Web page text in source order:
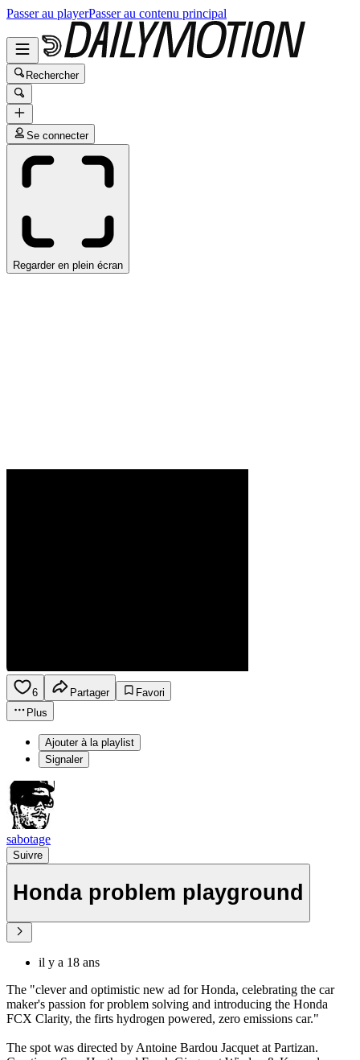
Passer au playerPasser au contenu principal
Rechercher
Se connecter
Regarder en plein écran
6 Partager
Favori
Plus
Ajouter à la playlist
Signaler
sabotage
Suivre
Honda problem playground
il y a 18 ans
The "clever and optimistic new ad for Honda, celebrating the car
maker's passion for problem solving and introducing the Honda
FCX Clarity, the firts hydrogen powered, zero emissions car."
The spot was directed by Antoine Bardou Jacquet at Partizan.